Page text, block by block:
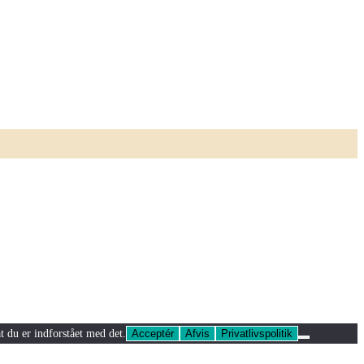
du er indforstået med det. Acceptér Afvis Privatlivspolitik